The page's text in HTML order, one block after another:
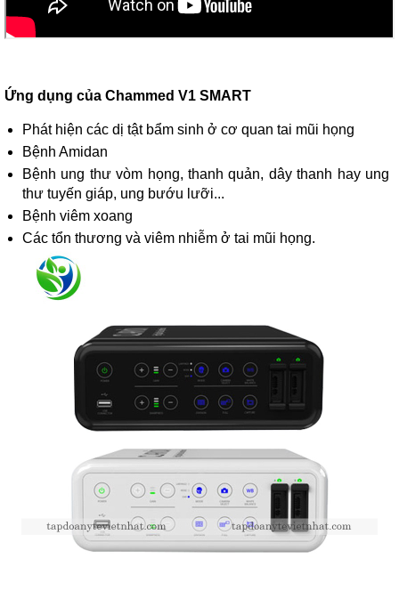
Ứng dụng của Chammed V1 SMART
Phát hiện các dị tật bẩm sinh ở cơ quan tai mũi họng
Bệnh Amidan
Bệnh ung thư vòm họng, thanh quản, dây thanh hay ung
thư tuyến giáp, ung bướu lưỡi...
Bệnh viêm xoang
Các tổn thương và viêm nhiễm ở tai mũi họng.